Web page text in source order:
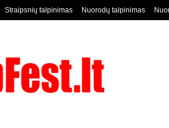
Straipsnių talpinimas Nuorodų talpinimas